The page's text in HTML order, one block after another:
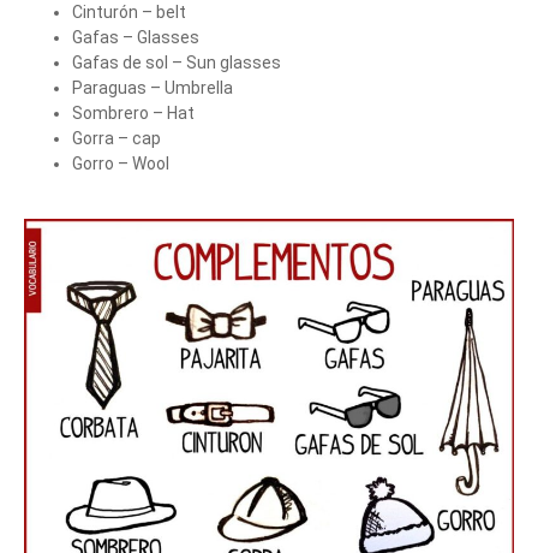
Cinturón – belt
Gafas – Glasses
Gafas de sol – Sun glasses
Paraguas – Umbrella
Sombrero – Hat
Gorra – cap
Gorro – Wool